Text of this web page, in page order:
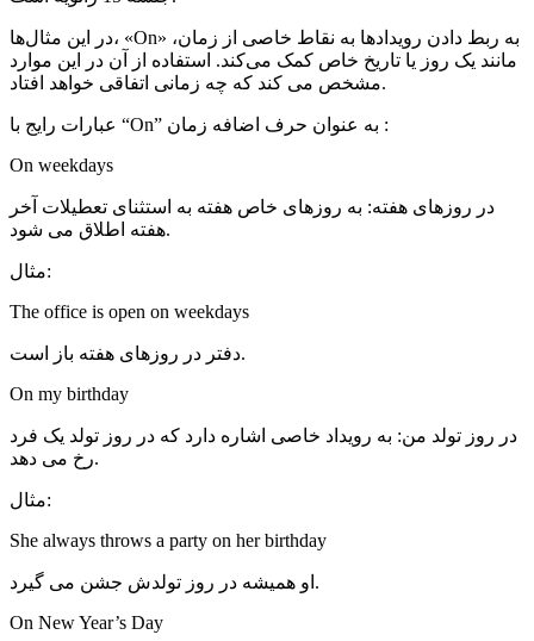
در این مثال‌ها، «On» به ربط دادن رویدادها به نقاط خاصی از زمان،
مانند یک روز یا تاریخ خاص کمک می‌کند. استفاده از آن در این موارد
مشخص می کند که چه زمانی اتفاقی خواهد افتاد.
عبارات رایج با “On” به عنوان حرف اضافه زمان :
On weekdays
در روزهای هفته: به روزهای خاص هفته به استثنای تعطیلات آخر
هفته اطلاق می شود.
مثال:
The office is open on weekdays
دفتر در روزهای هفته باز است.
On my birthday
در روز تولد من: به رویداد خاصی اشاره دارد که در روز تولد یک فرد
رخ می دهد.
مثال:
She always throws a party on her birthday
او همیشه در روز تولدش جشن می گیرد.
On New Year’s Day